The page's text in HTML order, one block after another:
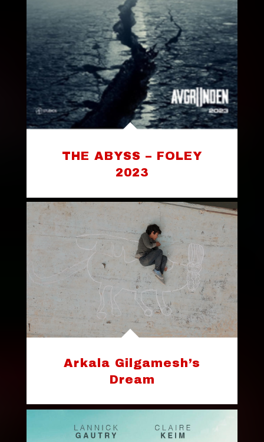
THE ABYSS – FOLEY
2023
Arkala Gilgamesh’s
Dream